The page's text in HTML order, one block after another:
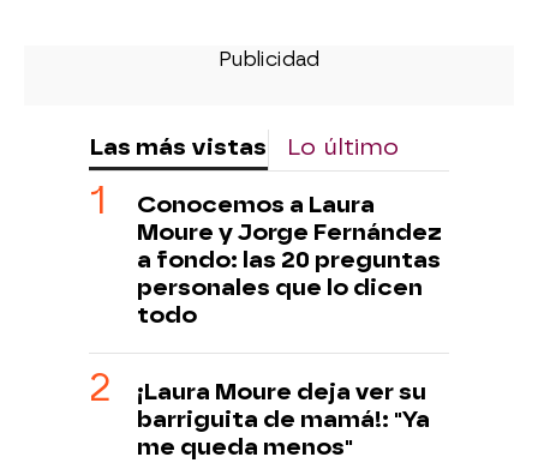
Las más vistas Lo último
Conocemos a Laura
Moure y Jorge Fernández
a fondo: las 20 preguntas
personales que lo dicen
todo
¡Laura Moure deja ver su
barriguita de mamá!: "Ya
me queda menos"